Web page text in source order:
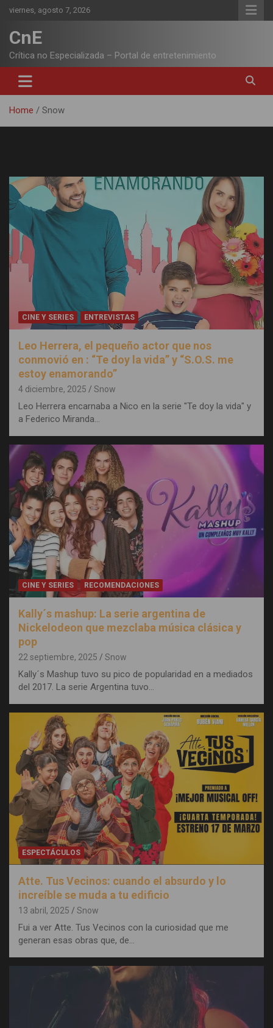
Skip
content
viernes, agosto 7, 2026
CnE
Crítica no Especializada – Portal de entretenimiento
Home Snow
CINE Y SERIES ENTREVISTAS
Leo Herrera, el pequeño actor que nos
conmovió en : “Te doy la vida” y “S.O.S. me
estoy enamorando”
4 diciembre, 2025 Snow
Leo Herrera encarnaba a Nico en la serie "Te doy la vida" y
a Federico Miranda…
CINE Y SERIES RECOMENDACIONES
Kally´s mashup: La serie argentina de
Nickelodeon que mezclaba música clásica y
pop
22 septiembre, 2025 Snow
Kally´s Mashup tuvo su pico de popularidad en a mediados
del 2017. La serie Argentina tuvo…
ESPECTÁCULOS
Atte. Tus Vecinos: cuando el absurdo y lo
increíble se muda a tu edificio
13 abril, 2025 Snow
Fui a ver Atte. Tus Vecinos con la curiosidad que me
generan esas obras que, de…